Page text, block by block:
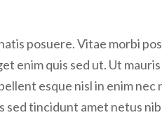
posuere. Vitae morbi
enim quis sed ut. Ut
esque nisl in enim
tincidunt amet netus